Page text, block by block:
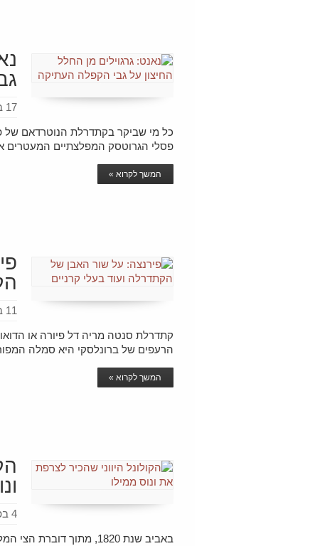
17 בפברואר 2016
כל מי שביקר בקתדרלת הנוטרדאם של
פסלי הגרוטסק המפלצתיים המעטרים
המשך לקרוא »
11 בפברואר 2016
קתדרלת סנטה מריה דל פיורה או
הרעפים של ברונלסקי היא סמלה
המשך לקרוא »
4 בפברואר 2016
באביב שנת 1820, מתוך